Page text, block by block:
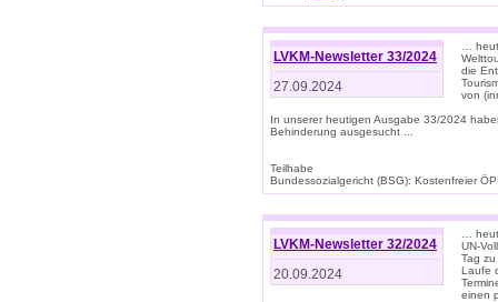
LVKM-Newsletter 33/2024
27.09.2024
…
die
von
In unserer heutigen Ausgabe 33/2024
Behinderung ausgesucht ...
Teilhabe
Bundessozialgericht (BSG): Kostenfreier
LVKM-Newsletter 32/2024
20.09.2024
…
UN-
Tag
Laufe
einen